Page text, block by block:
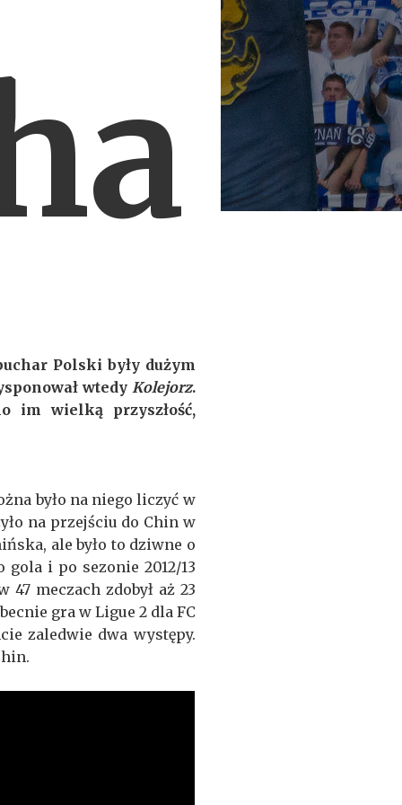
Polski były dużym
wtedy Kolejorz.
im wielką przyszłość,
było na niego liczyć w
na przejściu do Chin w
ale było to dziwne o
gola i po sezonie 2012/13
meczach zdobył aż 23
gra w Ligue 2 dla FC
zaledwie dwa występy.